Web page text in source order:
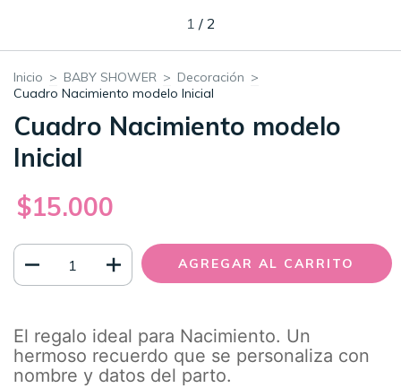
1 / 2
Inicio > BABY SHOWER > Decoración >
Cuadro Nacimiento modelo Inicial
Cuadro Nacimiento modelo
Inicial
$15.000
El regalo ideal para Nacimiento. Un
hermoso recuerdo que se personaliza con
nombre y datos del parto.